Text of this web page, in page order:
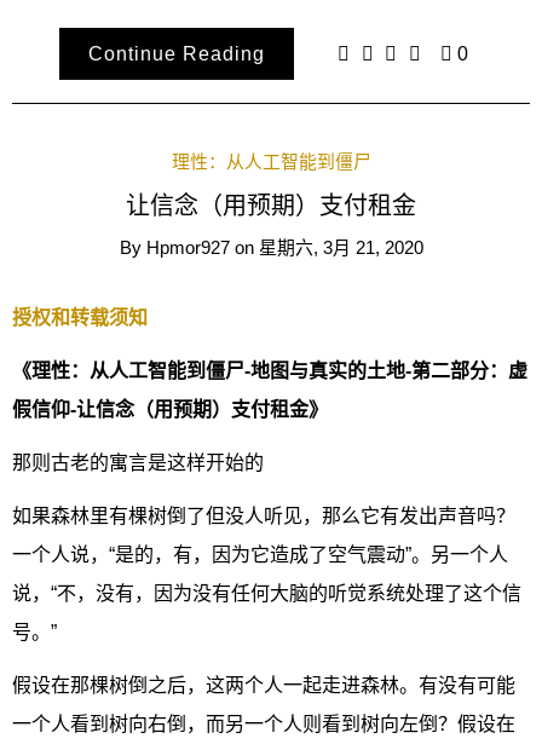
Continue Reading 0
理性：从人工智能到僵尸
让信念（用预期）支付租金
By Hpmor927 on 星期六, 3月 21, 2020
授权和转载须知
《理性：从人工智能到僵尸-地图与真实的土地-第二部分：虚
假信仰-让信念（用预期）支付租金》
那则古老的寓言是这样开始的
如果森林里有棵树倒了但没人听见，那么它有发出声音吗？
一个人说，“是的，有，因为它造成了空气震动”。另一个人
说，“不，没有，因为没有任何大脑的听觉系统处理了这个信
号。”
假设在那棵树倒之后，这两个人一起走进森林。有没有可能
一个人看到树向右倒，而另一个人则看到树向左倒？假设在